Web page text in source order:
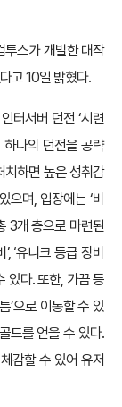
투스가 개발한 대작
고 10일 밝혔다.
터서버 던전 ‘시련
나의 던전을 공략
치하면 높은 성취감
며, 입장에는 ‘비
3개 층으로 마련된
‘유니크 등급 장비
있다. 또한, 가끔 등
’으로 이동할 수 있
드를 얻을 수 있다.
감할 수 있어 유저